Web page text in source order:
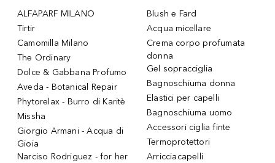
ALFAPARF MILANO
Tirtir
Camomilla Milano
The Ordinary
Dolce & Gabbana Profumo
Aveda - Botanical Repair
Phytorelax - Burro di Karitè
Missha
Giorgio Armani - Acqua di
Gioia
Narciso Rodriguez - for her
Blush e Fard
Acqua micellare
Crema corpo profumata
donna
Gel sopracciglia
Bagnoschiuma donna
Elastici per capelli
Bagnoschiuma uomo
Accessori ciglia finte
Termoprotettori
Arricciacapelli